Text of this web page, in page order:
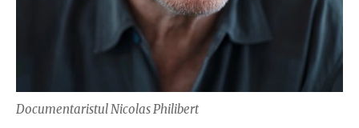
Documentaristul Nicolas Philibert